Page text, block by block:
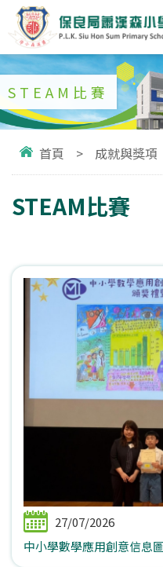
STEAM比賽
首頁 > 成就與獎項
STEAM比賽
27/07/2026
中小學數學應用創意信息